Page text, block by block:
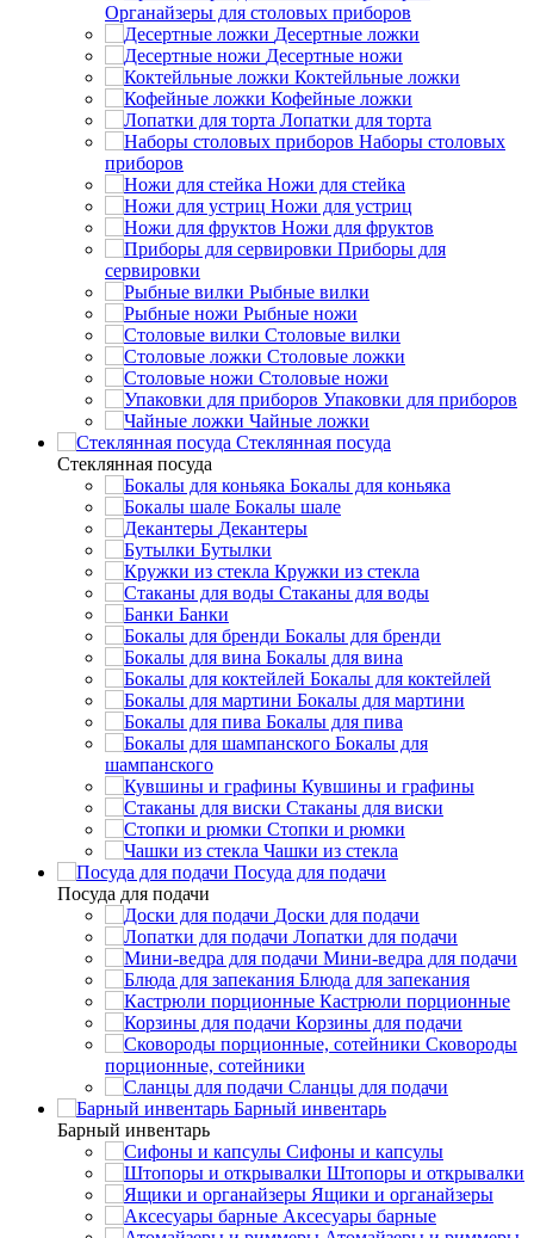
Органайзеры для столовых приборов
Десертные ложки
Десертные ножи
Коктейльные ложки
Кофейные ложки
Лопатки для торта
Наборы столовых
приборов
Ножи для стейка
Ножи для устриц
Ножи для фруктов
Приборы для
сервировки
Рыбные вилки
Рыбные ножи
Столовые вилки
Столовые ложки
Столовые ножи
Упаковки для приборов
Чайные ложки
Стеклянная посуда
Стеклянная посуда
Бокалы для коньяка
Бокалы шале
Декантеры
Бутылки
Кружки из стекла
Стаканы для воды
Банки
Бокалы для бренди
Бокалы для вина
Бокалы для коктейлей
Бокалы для мартини
Бокалы для пива
Бокалы для
шампанского
Кувшины и графины
Стаканы для виски
Стопки и рюмки
Чашки из стекла
Посуда для подачи
Посуда для подачи
Доски для подачи
Лопатки для подачи
Мини-ведра для подачи
Блюда для запекания
Кастрюли порционные
Корзины для подачи
Сковороды
порционные, сотейники
Сланцы для подачи
Барный инвентарь
Барный инвентарь
Сифоны и капсулы
Штопоры и открывалки
Ящики и органайзеры
Аксесуары барные